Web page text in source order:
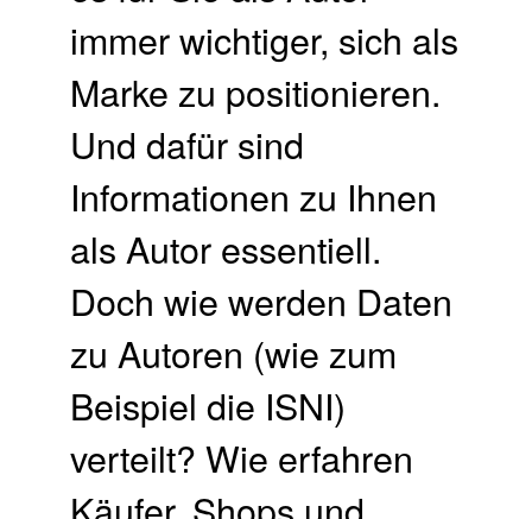
immer wichtiger, sich als
Marke zu positionieren.
Und dafür sind
Informationen zu Ihnen
als Autor essentiell.
Doch wie werden Daten
zu Autoren (wie zum
Beispiel die ISNI)
verteilt? Wie erfahren